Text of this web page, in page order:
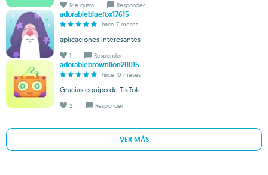
Me gusta Responder
adorablebluefox17615
hace 7 meses
aplicaciones interesantes
1 Responder
adorablebrownlion20015
hace 10 meses
Gracias equipo de TikTok
2 Responder
VER MÁS